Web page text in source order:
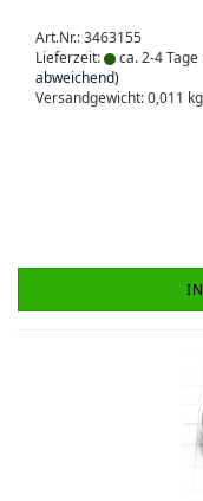
Art.Nr.: 3463155
Lieferzeit:
ca. 2-4
abweichend)
Versandgewicht:0,011